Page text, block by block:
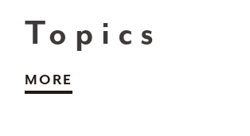
Topics
MORE